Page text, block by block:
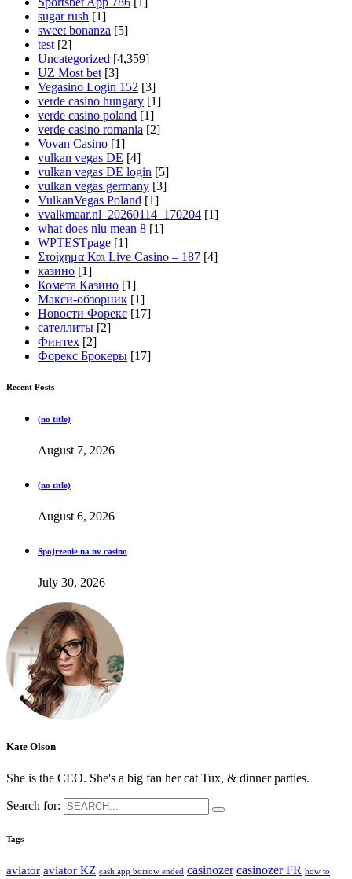
sugar rush [1]
sweet bonanza [5]
test [2]
Uncategorized [4,359]
UZ Most bet [3]
Vegasino Login 152 [3]
verde casino hungary [1]
verde casino poland [1]
verde casino romania [2]
Vovan Casino [1]
vulkan vegas DE [4]
vulkan vegas DE login [5]
vulkan vegas germany [3]
VulkanVegas Poland [1]
vvalkmaar.nl_20260114_170204 [1]
what does nlu mean 8 [1]
WPTESTpage [1]
Στοίχημα Και Live Casino – 187 [4]
казино [1]
Комета Казино [1]
Макси-обзорник [1]
Новости Форекс [17]
сателлиты [2]
Финтех [2]
Форекс Брокеры [17]
Recent Posts
(no title)
August 7, 2026
(no title)
August 6, 2026
Spojrzenie na nv casino
July 30, 2026
Kate Olson
She is the CEO. She's a big fan her cat Tux, & dinner parties.
Search for:
Tags
aviator aviator KZ cash app borrow ended casinozer casinozer FR how to